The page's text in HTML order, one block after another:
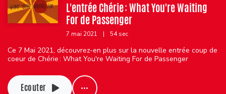
L'entrée Chérie : What You're Waiting
For de Passenger
7 mai 2021 | 54 sec
Ce 7 Mai 2021, découvrez-en plus sur la nouvelle entrée coup de
coeur de Chérie : What You're Waiting For de Passenger
Ecouter